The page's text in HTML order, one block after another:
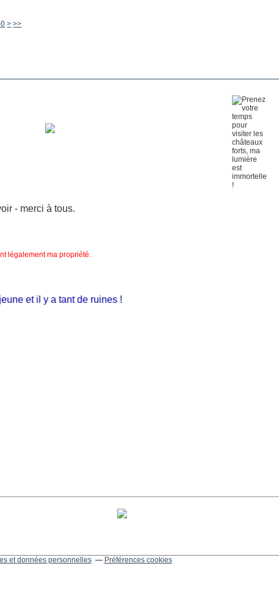
460
470
480
490
500
600
700
800
900
1000
> >>
- merci à tous.
légalement ma propriété.
et il y a tant de ruines !
et données personnelles Préférences cookies